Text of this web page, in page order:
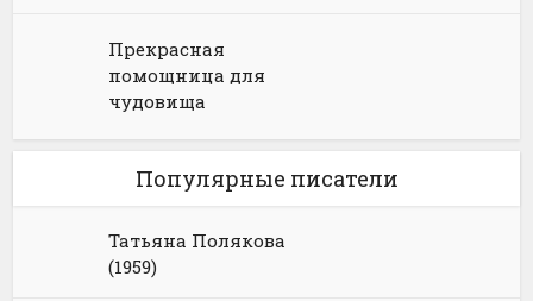
Прекрасная
помощница для
чудовища
Популярные писатели
Татьяна Полякова
(1959)